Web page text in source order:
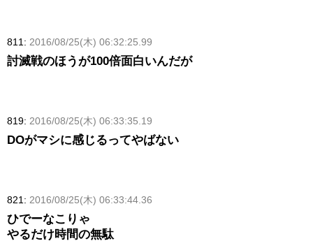
811: 2016/08/25(木) 06:32:25.99
討滅戦のほうが100倍面白いんだが
819: 2016/08/25(木) 06:33:35.19
DOがマシに感じるってやばない
821: 2016/08/25(木) 06:33:44.36
ひでーなこりゃ
やるだけ時間の無駄